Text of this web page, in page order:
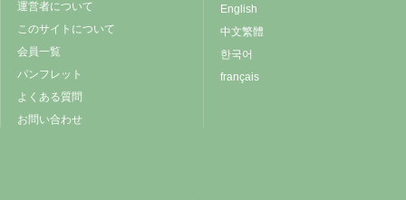
運営者について
このサイトについて
会員一覧
パンフレット
よくある質問
お問い合わせ
English
中文繁體
한국어
français